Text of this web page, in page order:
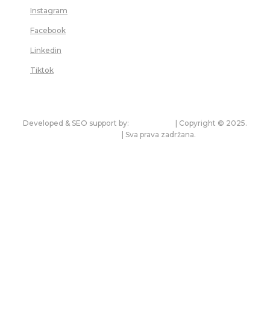
Instagram
Facebook
Linkedin
Tiktok
Developed & SEO support by:
| Copyright © 2025.
| Sva prava zadržana.